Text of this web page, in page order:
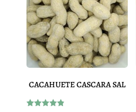
opciones
se
pueden
elegir
en
la
CACAHUETE CASCARA SAL